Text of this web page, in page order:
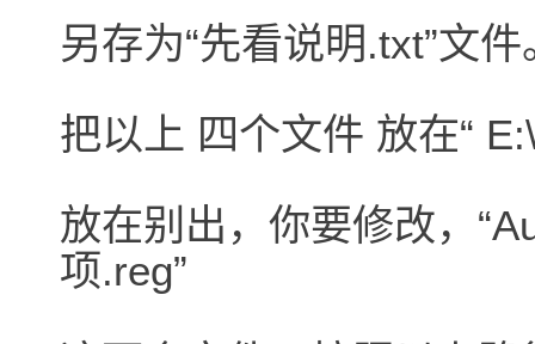
另存为“先看说明.txt”文件
把以上 四个文件 放在“
放在别出，你要修改，
项.reg”